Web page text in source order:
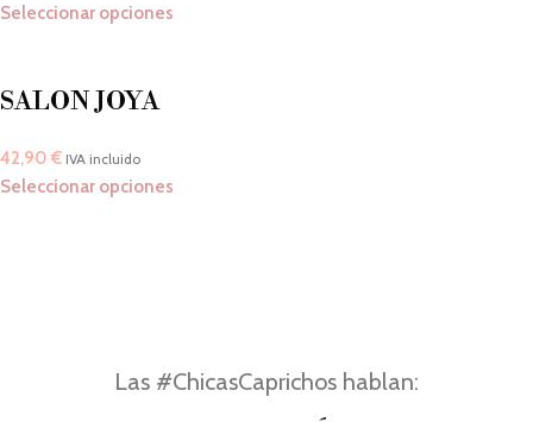
Seleccionar opciones
SALON JOYA
42,90 € IVA incluido
Seleccionar opciones
Las #ChicasCaprichos hablan: